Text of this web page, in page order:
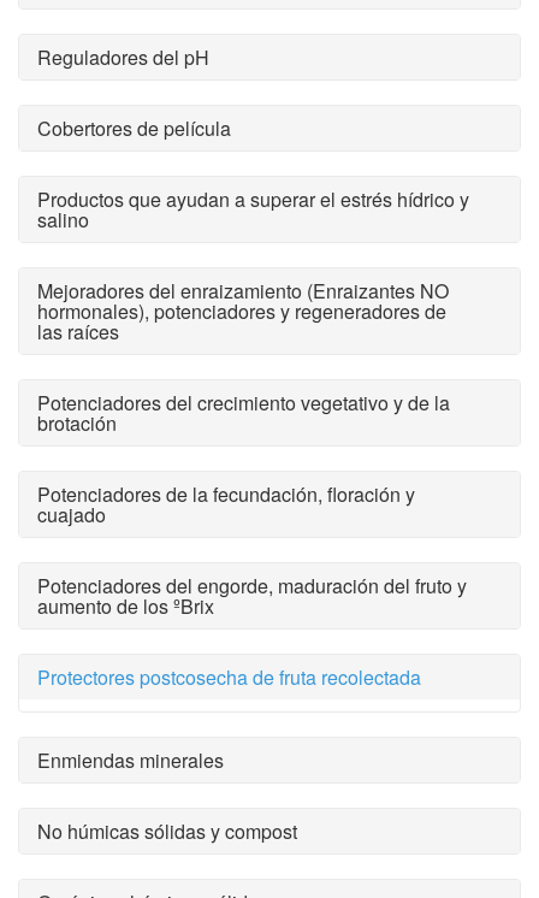
Reguladores del pH
Cobertores de película
Productos que ayudan a superar el estrés hídrico y
salino
Mejoradores del enraizamiento (Enraizantes NO
hormonales), potenciadores y regeneradores de
las raíces
Potenciadores del crecimiento vegetativo y de la
brotación
Potenciadores de la fecundación, floración y
cuajado
Potenciadores del engorde, maduración del fruto y
aumento de los ºBrix
Protectores postcosecha de fruta recolectada
Enmiendas minerales
No húmicas sólidas y compost